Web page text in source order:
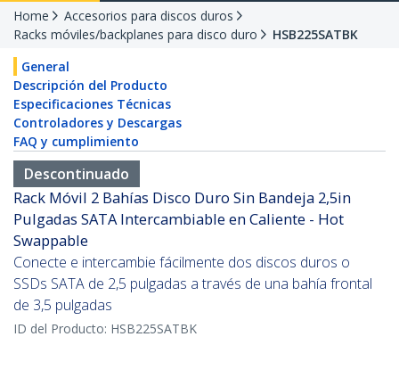
Home
Accesorios para discos duros
Racks móviles/backplanes para disco duro
HSB225SATBK
General
Descripción del Producto
Especificaciones Técnicas
Controladores y Descargas
FAQ y cumplimiento
Descontinuado
Rack Móvil 2 Bahías Disco Duro Sin Bandeja 2,5in
Pulgadas SATA Intercambiable en Caliente - Hot
Swappable
Conecte e intercambie fácilmente dos discos duros o
SSDs SATA de 2,5 pulgadas a través de una bahía frontal
de 3,5 pulgadas
ID del Producto: HSB225SATBK